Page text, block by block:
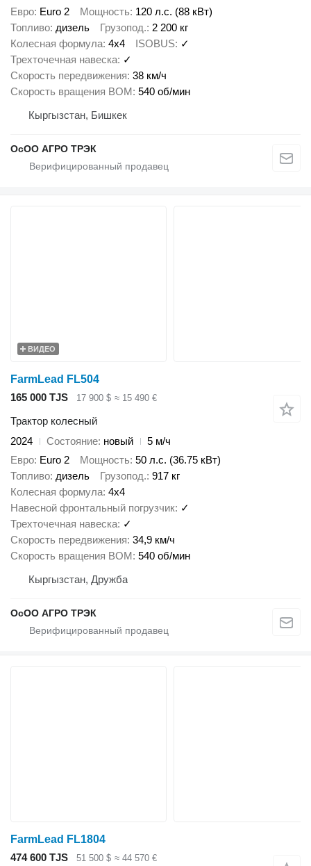
Евро Euro 2 Мощность 120 л.с. (88 кВт)
Топливо дизель Грузопод. 2 200 кг
Колесная формула 4x4 ISOBUS ✓
Трехточечная навеска ✓
Скорость передвижения 38 км/ч
Скорость вращения ВОМ 540 об/мин
Кыргызстан, Бишкек
ОсОО АГРО ТРЭК
ВИДЕО
FarmLead FL504
165 000 TJS
17 900 $ ≈ 15 490 €
Трактор колесный
2024
Состояние новый
5 м/ч
Евро Euro 2 Мощность 50 л.с. (36.75 кВт)
Топливо дизель Грузопод. 917 кг
Колесная формула 4x4
Навесной фронтальный погрузчик ✓
Трехточечная навеска ✓
Скорость передвижения 34,9 км/ч
Скорость вращения ВОМ 540 об/мин
Кыргызстан, Дружба
ОсОО АГРО ТРЭК
FarmLead FL1804
474 600 TJS
51 500 $ ≈ 44 570 €